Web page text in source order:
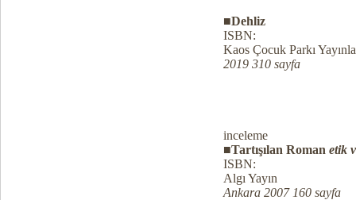
■Dehliz
ISBN:
Kaos Çocuk Parkı
2019 310 sayfa
inceleme
■Tartışılan Roman etik
ISBN:
Algı Yayın
Ankara 2007 160 sayfa